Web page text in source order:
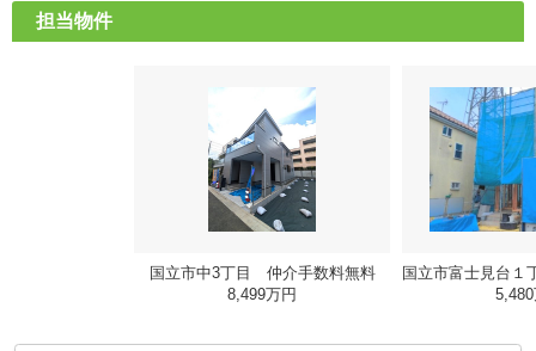
担当物件
国立市中3丁目 仲介手数料無料
8,499万円